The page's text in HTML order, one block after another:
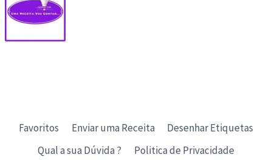
Favoritos Enviar uma Receita
Desenhar Etiquetas
Qual a sua Dúvida ?
Politica de Privacidade